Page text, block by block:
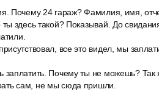
Почему 24 гараж? Фамилия, имя,
здесь такой? Показывай. До
все это видел, мы
Почему ты не можешь? Так
сам, не мы сюда пришли.